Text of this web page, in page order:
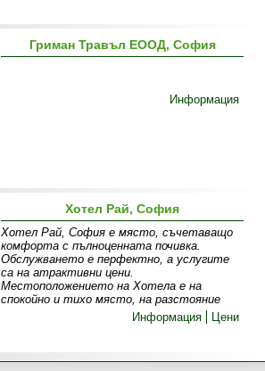
Гриман Травъл ЕООД, София
Информация
Хотел Рай, София
Хотел Рай, София е място, съчетаващо
комфорта с пълноценната почивка.
Обслужването е перфектно, а услугите
са на атрактивни цени.
Местоположението на Хотела е на
спокойно и тихо място, на разстояние
Информация
Цени